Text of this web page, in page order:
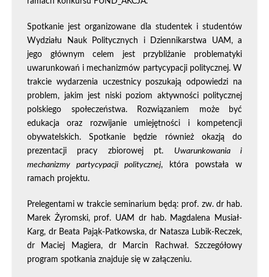
Spotkanie jest organizowane dla studentek i studentów
Wydziału Nauk Politycznych i Dziennikarstwa UAM, a
jego głównym celem jest przybliżanie problematyki
uwarunkowań i mechanizmów partycypacji politycznej. W
trakcie wydarzenia uczestnicy poszukają odpowiedzi na
problem, jakim jest niski poziom aktywności politycznej
polskiego społeczeństwa. Rozwiązaniem może być
edukacja oraz rozwijanie umiejętności i kompetencji
obywatelskich. Spotkanie będzie również okazją do
prezentacji pracy zbiorowej pt. Uwarunkowania i
mechanizmy partycypacji politycznej, która powstała w
ramach projektu.
Prelegentami w trakcie seminarium będą: prof. zw. dr hab.
Marek Żyromski, prof. UAM dr hab. Magdalena Musiał-
Karg, dr Beata Pająk-Patkowska, dr Natasza Lubik-Reczek,
dr Maciej Magiera, dr Marcin Rachwał. Szczegółowy
program spotkania znajduje się w załączeniu.